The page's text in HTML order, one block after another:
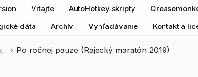
Vitajte AutoHotkey skripty
dáta
Archív Vyhľadávanie Kontakt a
Po ročnej pauze (Rajecký maratón 2019)